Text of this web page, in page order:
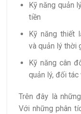
Kỹ năng quản
tiền
Kỹ năng thiết
và quản lý thời
Kỹ năng cân
quản lý, đối tác
Trên đây là
Với những phân